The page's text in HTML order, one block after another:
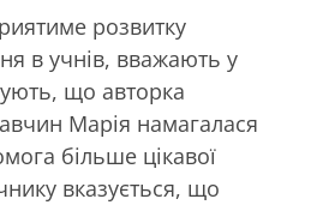
розвитку
в учнів, вважають у
що авторка
Марія намагалася
більше цікавої
вказується, що